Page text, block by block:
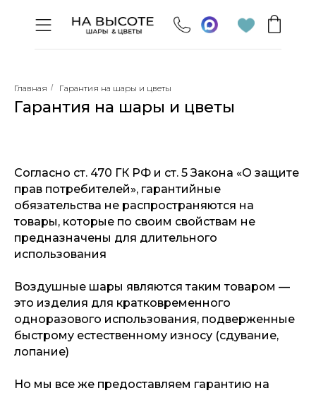
Главная / Гарантия на шары и цветы
Гарантия на шары и цветы
Согласно ст. 470 ГК РФ и ст. 5 Закона «О защите
прав потребителей», гарантийные
обязательства не распространяются на
товары, которые по своим свойствам не
предназначены для длительного
использования
Воздушные шары являются таким товаром —
это изделия для кратковременного
одноразового использования, подверженные
быстрому естественному износу (сдувание,
лопание)
Но мы все же предоставляем гарантию на